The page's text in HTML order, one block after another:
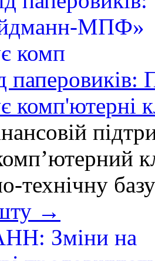
комп'ютерні
технічну
→